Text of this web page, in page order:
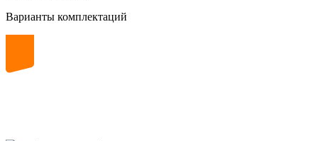
Варианты комплектаций